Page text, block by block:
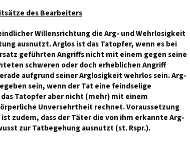
des Bearbeiters
Willensrichtung die Arg- und Wehrlosigkeit
ausnutzt. Arglos ist das Tatopfer, wenn es bei
geführten Angriffs nicht mit einem gegen seine
schweren oder doch erheblichen Angriff
aufgrund seiner Arglosigkeit wehrlos sein. Arg-
sein, wenn der Tat eine feindselige
Tatopfer aber nicht (mehr) mit einem
Unversehrtheit rechnet. Voraussetzung
zudem, dass der Täter die von ihm erkannte Arg-
zur Tatbegehung ausnutzt (st. Rspr.).